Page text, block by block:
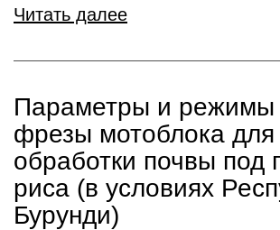
Читать далее
Параметры и режимы
фрезы мотоблока для
обработки почвы под
риса (в условиях
Бурунди)